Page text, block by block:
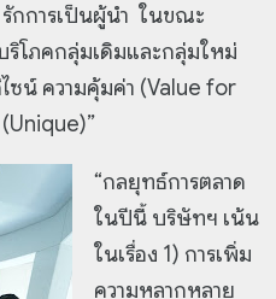
กการเป็นผู้นำ ในขณะ
โภคกลุ่มเดิมและกลุ่มใหม่
น์ ความคุ้มค่า (Value for
“กลยุทธ์การตลาด
ในปีนี้ บริษัทฯ เน้น
ในเรื่อง 1) การเพิ่ม
ความหลากหลาย